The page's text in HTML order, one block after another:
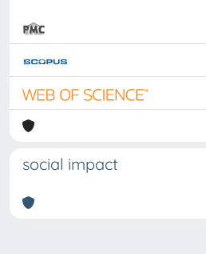
social impact